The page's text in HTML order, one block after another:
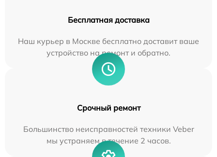
Бесплатная доставка
Наш курьер в Москве бесплатно доставит ваше
устройство на ремонт и обратно.
Срочный ремонт
Большинство неисправностей техники Veber
мы устраняем в течение 2 часов.